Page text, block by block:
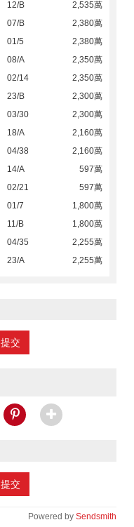
12/B
2,535萬
07/B
2,380萬
01/5
2,380萬
08/A
2,350萬
02/14
2,350萬
23/B
2,300萬
03/30
2,300萬
18/A
2,160萬
04/38
2,160萬
14/A
597萬
02/21
597萬
01/7
1,800萬
11/B
1,800萬
04/35
2,255萬
23/A 2,255萬
提交
提交
Powered by Sendsmith